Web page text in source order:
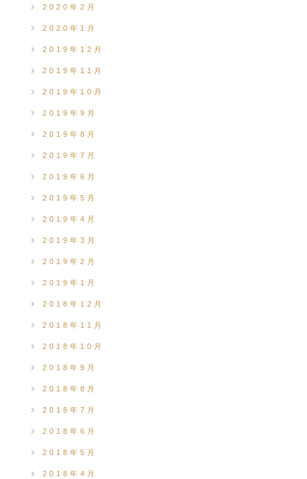
2020年2月
2020年1月
2019年12月
2019年11月
2019年10月
2019年9月
2019年8月
2019年7月
2019年6月
2019年5月
2019年4月
2019年3月
2019年2月
2019年1月
2018年12月
2018年11月
2018年10月
2018年9月
2018年8月
2018年7月
2018年6月
2018年5月
2018年4月